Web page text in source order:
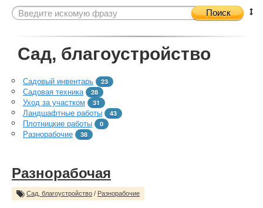
Поиск
Сад, благоустройство
Садовый инвентарь 23
Садовая техника 28
Уход за участком 31
Ландшафтные работы 43
Плотницкие работы 0
Разнорабочие 38
Разнорабочая
Сад, благоустройство / Разнорабочие